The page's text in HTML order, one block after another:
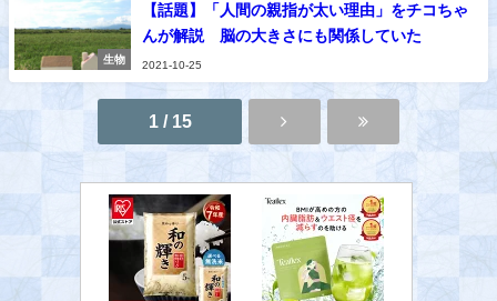
生物
【話題】「人間の親指が太い理由」をチコちゃ
んが解説 脳の大きさにも関係していた
2021-10-25
1 / 15